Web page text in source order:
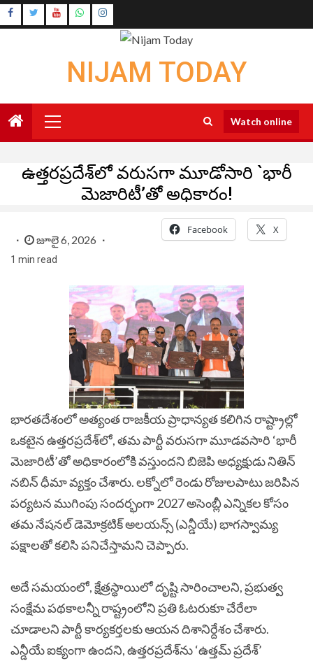
Skip
to
Instagram
NIJAM TODAY
Menu
Watch online
ఉత్తరప్రదేశ్‌లో వరుసగా మూడోసారి `భారీ
మెజారిటీ’తో అధికారం!
జూలై 6, 2026
1 min read
Facebook X
భారతదేశంలో అత్యంత రాజకీయ ప్రాధాన్యత కలిగిన రాష్ట్రాల్లో
ఒకటైన ఉత్తరప్రదేశ్‌లో, తమ పార్టీ వరుసగా మూడవసారి ‘భారీ
మెజారిటీ’తో అధికారంలోకి వస్తుందని బిజెపి అధ్యక్షుడు నితిన్
నబిన్ ధీమా వ్యక్తం చేశారు.లక్నోలో రెండు రోజులపాటు జరిపిన
పర్యటన ముగింపు సందర్భంగా 2027 అసెంబ్లీ ఎన్నికల కోసం
తమ నేషనల్ డెమోక్రటిక్ అలయన్స్ (ఎన్డీయే) భాగస్వామ్య
పక్షాలతో కలిసి పనిచేస్తామని చెప్పారు.
అదే సమయంలో, క్షేత్రస్థాయిలో దృష్టి సారించాలని, ప్రభుత్వ
సంక్షేమ పథకాలన్నీ రాష్ట్రంలోని ప్రతి ఓటరుకూ చేరేలా
చూడాలని పార్టీ కార్యకర్తలకు ఆయన దిశానిర్దేశం చేశారు.
ఎన్డీయే ఐక్యంగా ఉందని, ఉత్తరప్రదేశ్‌ను ‘ఉత్తమ్ ప్రదేశ్’